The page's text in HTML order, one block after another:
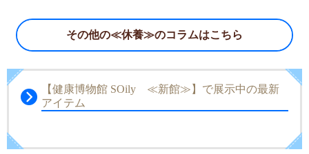
その他の≪休養≫のコラムはこちら
【健康博物館 SOily ≪新館≫】で展示中の最新
アイテム